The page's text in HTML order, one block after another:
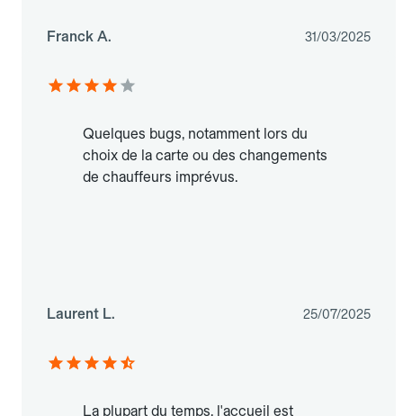
Franck A. 31/03/2025
Quelques bugs, notamment lors du
choix de la carte ou des changements
de chauffeurs imprévus.
Laurent L. 25/07/2025
La plupart du temps, l'accueil est